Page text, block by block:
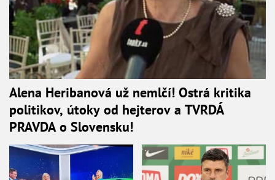
Alena Heribanová už nemlčí! Ostrá kritika
politikov, útoky od hejterov a TVRDÁ
PRAVDA o Slovensku!